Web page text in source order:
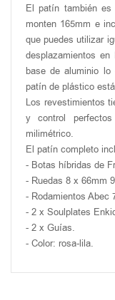
El patín también
monten 165mm e
que puedes utilizar
desplazamientos
base de aluminio
patín de plástico
Los revestimientos
y control
milimétrico.
El patín completo
- Botas híbridas de
- Ruedas 8 x 66mm
- Rodamientos Abec
- 2 x Soulplates
- 2 x Guías.
- Color: rosa-lila.